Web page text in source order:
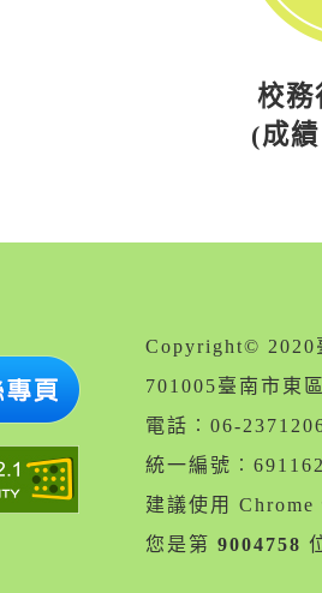
校
(成
Copyright© 2020
701005臺南市東
電話︰06-
統一編號
建議使用
您是第 9004758